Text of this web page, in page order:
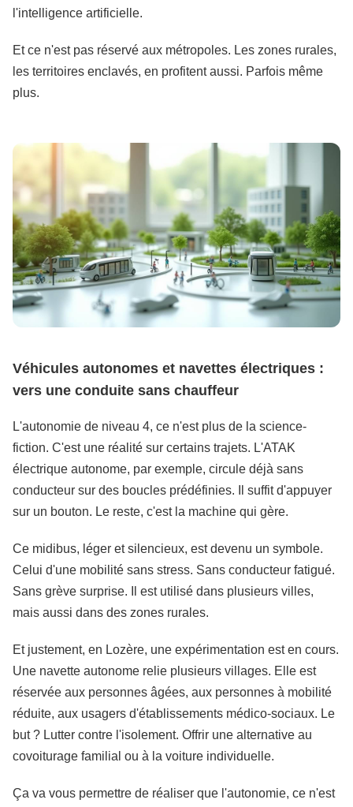
l'intelligence artificielle.
Et ce n'est pas réservé aux métropoles. Les zones rurales,
les territoires enclavés, en profitent aussi. Parfois même
plus.
Véhicules autonomes et navettes électriques :
vers une conduite sans chauffeur
L'autonomie de niveau 4, ce n'est plus de la science-
fiction. C'est une réalité sur certains trajets. L'ATAK
électrique autonome, par exemple, circule déjà sans
conducteur sur des boucles prédéfinies. Il suffit d'appuyer
sur un bouton. Le reste, c'est la machine qui gère.
Ce midibus, léger et silencieux, est devenu un symbole.
Celui d'une mobilité sans stress. Sans conducteur fatigué.
Sans grève surprise. Il est utilisé dans plusieurs villes,
mais aussi dans des zones rurales.
Et justement, en Lozère, une expérimentation est en cours.
Une navette autonome relie plusieurs villages. Elle est
réservée aux personnes âgées, aux personnes à mobilité
réduite, aux usagers d'établissements médico-sociaux. Le
but ? Lutter contre l'isolement. Offrir une alternative au
covoiturage familial ou à la voiture individuelle.
Ça va vous permettre de réaliser que l'autonomie, ce n'est